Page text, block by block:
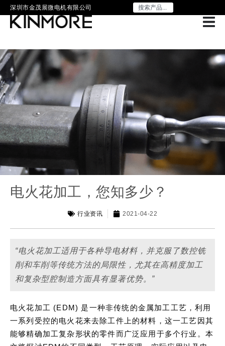
深圳市金茂展微电机有限公司
电火花加工，您知多少？
行业资讯 2021-04-22
“电火花加工适用于各种导电材料，并克服了数控铣
削和车削等传统方法的局限性，尤其在高精度加工
和复杂型腔制造方面具有显著优势。”
电火花加工 (EDM) 是一种非传统的金属加工工艺，利用
一系列受控的电火花来去除工件上的材料，这一工艺因其
能够精确加工复杂形状的零件而广泛应用于多个行业。本